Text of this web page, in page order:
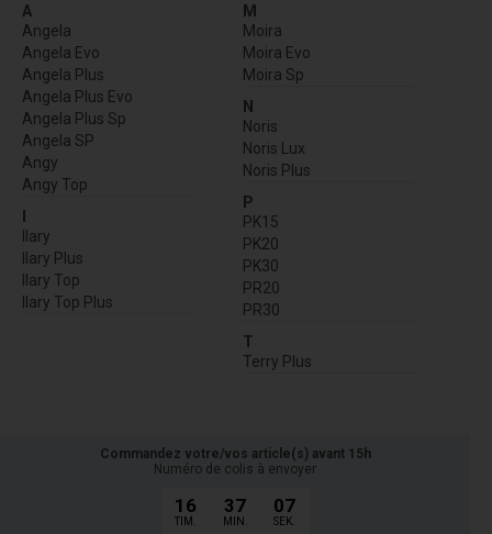
A
Angela
Angela Evo
Angela Plus
Angela Plus Evo
Angela Plus Sp
Angela SP
Angy
Angy Top
Ilary
Ilary Plus
Ilary Top
Ilary Top Plus
M
Moira
Moira Evo
Moira Sp
N
Noris
Noris Lux
Noris Plus
P
PK15
PK20
PK30
PR20
PR30
T
Terry Plus
Commandez votre/vos article(s) avant 15h
Numéro de colis à envoyer
16
TIM.
37
MIN.
06
SEK.